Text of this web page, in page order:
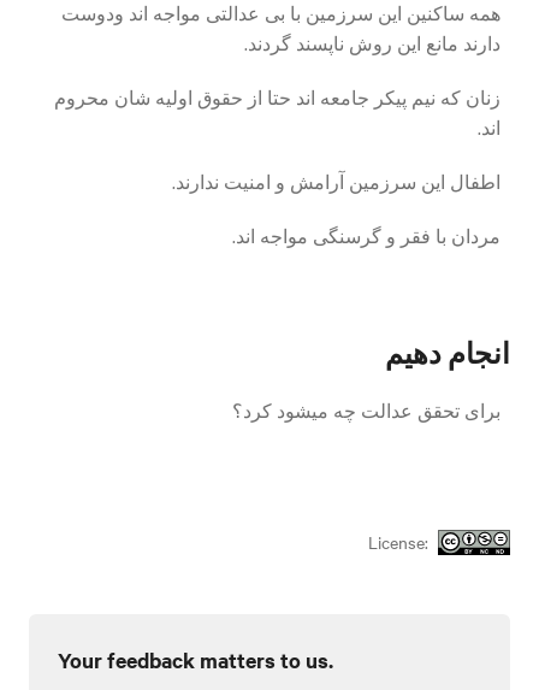
همه ساکنین این سرزمین با بی عدالتی مواجه اند ودوست
دارند مانع این روش ناپسند گردند.
زنان که نیم پیکر جامعه اند حتا از حقوق اولیه شان محروم
اند.
اطفال این سرزمین آرامش و امنیت ندارند.
مردان با فقر و گرسنگی مواجه اند.
انجام دهیم
برای تحقق عدالت چه میشود کرد؟
License:
Your feedback matters to us.